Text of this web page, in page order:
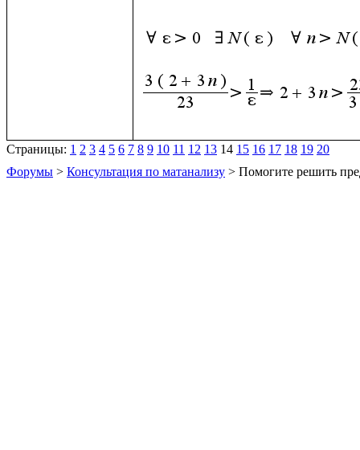
Страницы: 1 2 3 4 5 6 7 8 9 10 11 12 13 14 15 16 17 18 19 20
Форумы > Консультация по матанализу > Помогите решить